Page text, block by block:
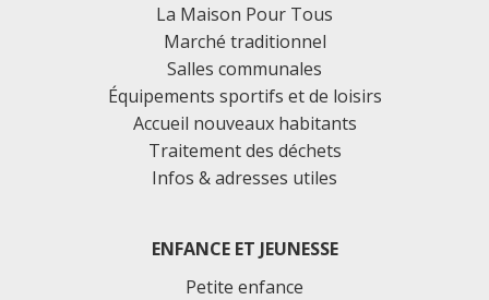
La Maison Pour Tous
Marché traditionnel
Salles communales
Équipements sportifs et de loisirs
Accueil nouveaux habitants
Traitement des déchets
Infos & adresses utiles
ENFANCE ET JEUNESSE
Petite enfance